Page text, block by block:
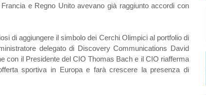
e Regno Unito avevano già raggiunto accordi con
di aggiungere il simbolo dei Cerchi Olimpici al portfolio di
delegato di Discovery Communications David
con il Presidente del CIO Thomas Bach e il CIO riafferma
sportiva in Europa e farà crescere la presenza di